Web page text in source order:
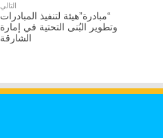
التالي
“مبادرة”هيئة لتنفيذ المبادرات
وتطوير البُنى التحتية في إمارة
الشارقة